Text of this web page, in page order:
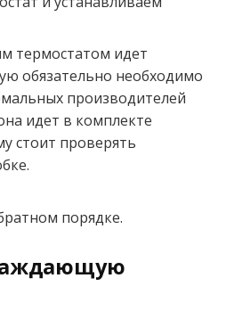
термостатом идет
обязательно необходимо
производителей
идет в комплекте
стоит проверять
порядке.